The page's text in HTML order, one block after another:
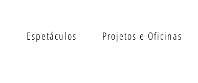
Espetáculos Projetos e Oficinas